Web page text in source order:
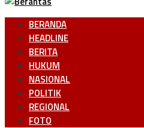
BERANDA
HEADLINE
BERITA
HUKUM
NASIONAL
POLITIK
REGIONAL
FOTO